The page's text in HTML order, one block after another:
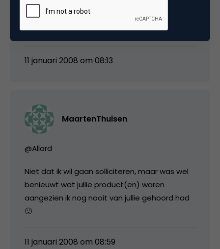
Groet,
Allard
11 januari 2008 om 08:13
MaartenThuisen
@Allard
Niet dat ik wil gaan solliciteren, maar was wel
benieuwt wat jullie product(en) waren
aangezien ik nog nooit van jullie gehoord had
🙂
11 januari 2008 om 08:59